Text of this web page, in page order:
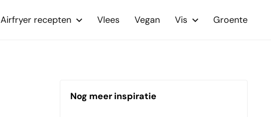
Airfryer recepten Vlees Vegan Vis Groente
Nog meer inspiratie